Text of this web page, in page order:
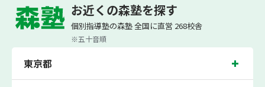
ちろん、普段習っていない科目（理科・社会など）も
可能です。 普段忙しくてなかなか手が回らない科目
も、テスト前に集中して対策できると好評です。
森塾は、（株）スプリックスが運営する「先生１人に生徒２人まで」で「保護者の
方にも安心の授業料」の塾・個別指導塾です。
小学生は3科目（算数・英語・国語）[個別]とDOJO[集団]、中学生は5科目（数
学・英語・国語・理科・社会）、高校生は7科目（数学・英語・国語[古典・現代
お近くの森塾を探す
個別指導塾の森塾 全国に直営 268校舎
※五十音順
東京都